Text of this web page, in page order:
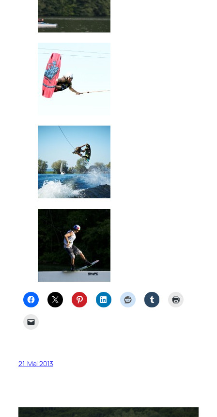
21. Mai 2013